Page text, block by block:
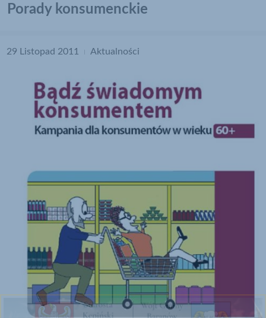
pod nr tel. 62 78 28 906
Porady konsumenckie
29 Listopad 2011 kategoria:
Aktualności